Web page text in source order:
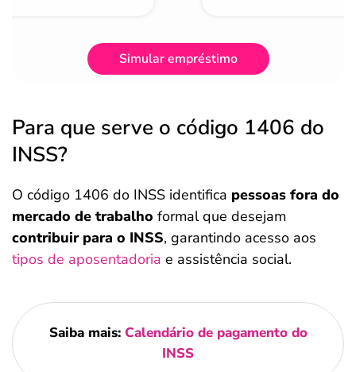
Simular empréstimo
Para que serve o código 1406 do
INSS?
O código 1406 do INSS identifica pessoas fora do
mercado de trabalho formal que desejam
contribuir para o INSS, garantindo acesso aos
tipos de aposentadoria e assistência social.
Saiba mais: Calendário de pagamento do
INSS